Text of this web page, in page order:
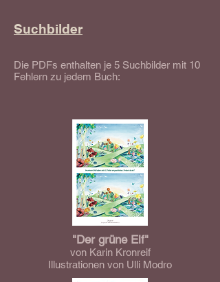
Suchbilder
Die PDFs enthalten je 5 Suchbilder mit 10
Fehlern zu jedem Buch:
"Der grüne Elf"
von Karin Kronreif
Illustrationen von Ulli Modro